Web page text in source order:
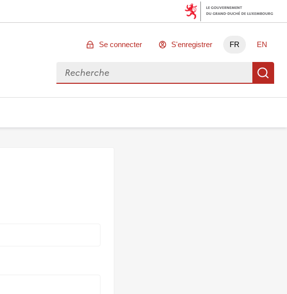
Se connecter S'enregistrer FR EN
Rechercher des données